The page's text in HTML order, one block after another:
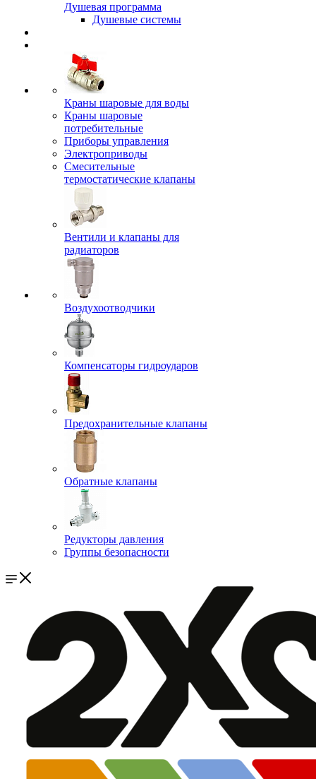
Душевая программа
Душевые системы
Краны шаровые для воды
Краны шаровые
потребительные
Приборы управления
Электроприводы
Смесительные
термостатические клапаны
Вентили и клапаны для
радиаторов
Воздухоотводчики
Компенсаторы гидроударов
Предохранительные клапаны
Обратные клапаны
Редукторы давления
Группы безопасности